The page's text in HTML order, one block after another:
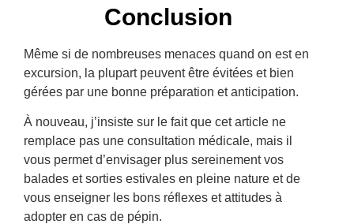
Conclusion
Même si de nombreuses menaces quand on est en
excursion, la plupart peuvent être évitées et bien
gérées par une bonne préparation et anticipation.
À nouveau, j’insiste sur le fait que cet article ne
remplace pas une consultation médicale, mais il
vous permet d’envisager plus sereinement vos
balades et sorties estivales en pleine nature et de
vous enseigner les bons réflexes et attitudes à
adopter en cas de pépin.